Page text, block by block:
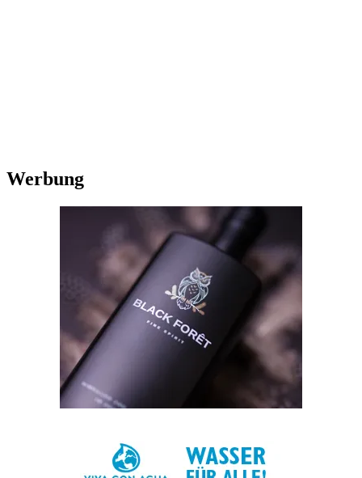
Werbung